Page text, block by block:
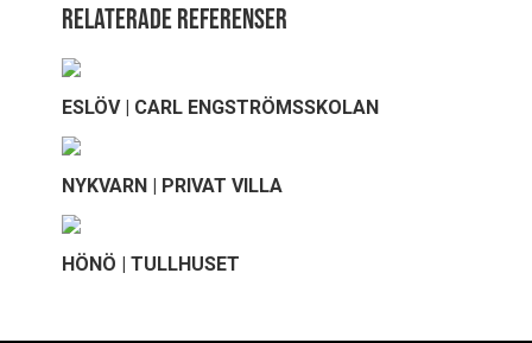
Relaterade referenser
ESLÖV | CARL ENGSTRÖMSSKOLAN
NYKVARN | PRIVAT VILLA
HÖNÖ | TULLHUSET